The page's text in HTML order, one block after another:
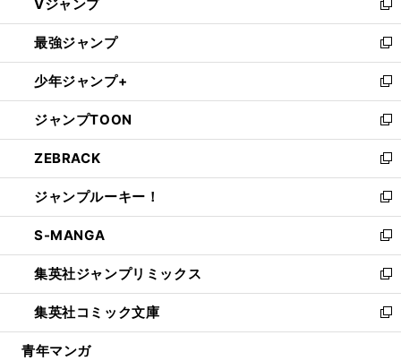
ィ
ン
ド
ウ
で
開
く
い
ウ
ィ
ン
ド
ウ
で
開
く
Vジャンプ
新
し
い
ウ
ィ
ン
ド
ウ
で
開
く
最強ジャンプ
新
し
い
ウ
ィ
ン
ド
ウ
で
開
く
少年ジャンプ+
新
し
い
ウ
ィ
ン
ド
ウ
で
開
く
ジャンプTOON
新
し
い
ウ
ィ
ン
ド
ウ
で
開
く
ZEBRACK
新
し
い
ウ
ィ
ン
ド
ウ
で
開
ジャンプルーキー！
新
し
い
ウ
ィ
ン
ド
ウ
S-MANGA
新
し
い
ウ
ィ
ン
集英社ジャンプリミックス
新
し
い
ウ
集英社コミック文庫
新
し
青年マンガ